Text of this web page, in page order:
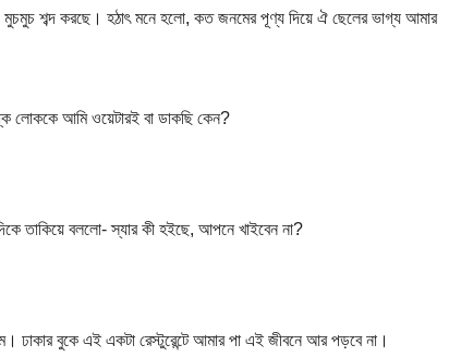
শব্দ করছে। হঠাৎ মনে হলো, কত জনমের পূণ্য দিয়ে ঐ ছেলের ভাগ্য আমার
লোককে আমি ওয়েটারই বা ডাকছি কেন?
তাকিয়ে বললো- স্যার কী হইছে, আপনে খাইবেন না?
ঢাকার বুকে এই একটা রেস্টুরেন্টে আমার পা এই জীবনে আর পড়বে না।